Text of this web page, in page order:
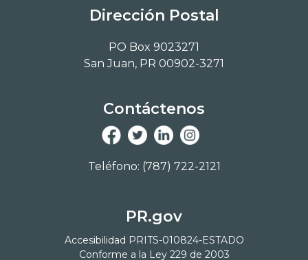
Dirección Postal
PO Box 9023271
San Juan, PR 00902-3271
Contáctenos
Teléfono: (787) 722-2121
PR.gov
Accesibilidad PRITS-010824-ESTADO
Conforme a la Ley 229 de 2003